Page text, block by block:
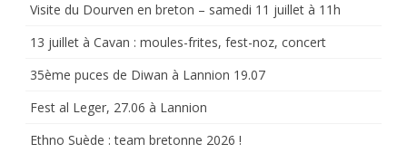
Visite du Dourven en breton – samedi 11 juillet à 11h
13 juillet à Cavan : moules-frites, fest-noz, concert
35ème puces de Diwan à Lannion 19.07
Fest al Leger, 27.06 à Lannion
Ethno Suède : team bretonne 2026 !